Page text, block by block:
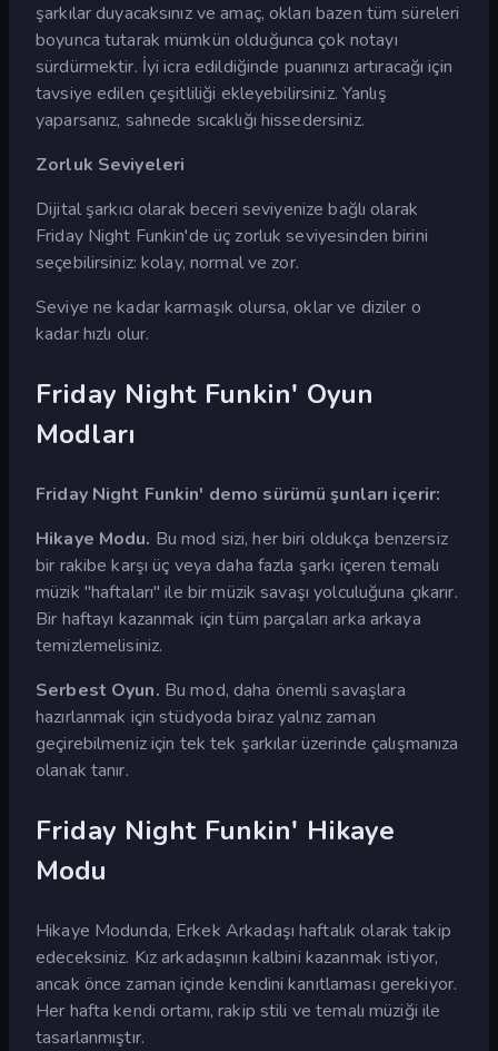
şarkılar duyacaksınız ve amaç, okları bazen tüm süreleri
boyunca tutarak mümkün olduğunca çok notayı
sürdürmektir. İyi icra edildiğinde puanınızı artıracağı için
tavsiye edilen çeşitliliği ekleyebilirsiniz. Yanlış
yaparsanız, sahnede sıcaklığı hissedersiniz.
Zorluk Seviyeleri
Dijital şarkıcı olarak beceri seviyenize bağlı olarak
Friday Night Funkin'de üç zorluk seviyesinden birini
seçebilirsiniz: kolay, normal ve zor.
Seviye ne kadar karmaşık olursa, oklar ve diziler o
kadar hızlı olur.
Friday Night Funkin' Oyun
Modları
Friday Night Funkin' demo sürümü şunları içerir:
Hikaye Modu. Bu mod sizi, her biri oldukça benzersiz
bir rakibe karşı üç veya daha fazla şarkı içeren temalı
müzik "haftaları" ile bir müzik savaşı yolculuğuna çıkarır.
Bir haftayı kazanmak için tüm parçaları arka arkaya
temizlemelisiniz.
Serbest Oyun. Bu mod, daha önemli savaşlara
hazırlanmak için stüdyoda biraz yalnız zaman
geçirebilmeniz için tek tek şarkılar üzerinde çalışmanıza
olanak tanır.
Friday Night Funkin' Hikaye
Modu
Hikaye Modunda, Erkek Arkadaşı haftalık olarak takip
edeceksiniz. Kız arkadaşının kalbini kazanmak istiyor,
ancak önce zaman içinde kendini kanıtlaması gerekiyor.
Her hafta kendi ortamı, rakip stili ve temalı müziği ile
tasarlanmıştır.